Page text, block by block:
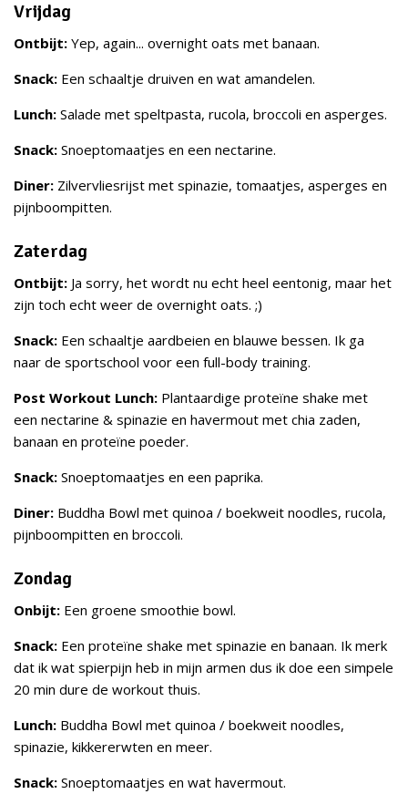
Vrijdag
Ontbijt: Yep, again... overnight oats met banaan.
Snack: Een schaaltje druiven en wat amandelen.
Lunch: Salade met speltpasta, rucola, broccoli en asperges.
Snack: Snoeptomaatjes en een nectarine.
Diner: Zilvervliesrijst met spinazie, tomaatjes, asperges en
pijnboompitten.
Zaterdag
Ontbijt: Ja sorry, het wordt nu echt heel eentonig, maar het
zijn toch echt weer de overnight oats. ;)
Snack: Een schaaltje aardbeien en blauwe bessen. Ik ga
naar de sportschool voor een full-body training.
Post Workout Lunch: Plantaardige proteïne shake met
een nectarine & spinazie en havermout met chia zaden,
banaan en proteïne poeder.
Snack: Snoeptomaatjes en een paprika.
Diner: Buddha Bowl met quinoa / boekweit noodles, rucola,
pijnboompitten en broccoli.
Zondag
Onbijt: Een groene smoothie bowl.
Snack: Een proteïne shake met spinazie en banaan. Ik merk
dat ik wat spierpijn heb in mijn armen dus ik doe een simpele
20 min dure de workout thuis.
Lunch: Buddha Bowl met quinoa / boekweit noodles,
spinazie, kikkererwten en meer.
Snack: Snoeptomaatjes en wat havermout.